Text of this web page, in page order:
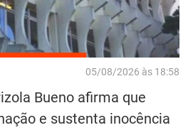
05/08/2026 às 18:58
Bueno afirma que
e sustenta inocência